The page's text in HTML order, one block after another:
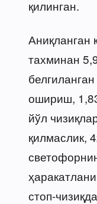
қилинган.
Аниқланган
тахминан
ошириш,
йўл
қилмаслик,
стоп-